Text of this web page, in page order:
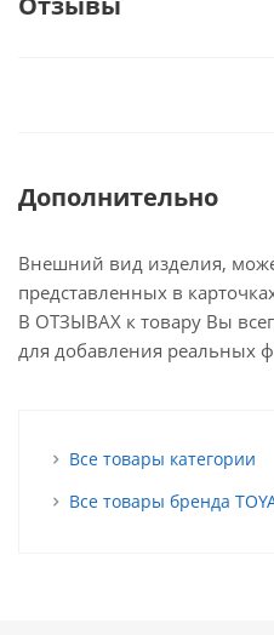
Дополнительно
Внешний вид изделия,
представленных в
В ОТЗЫВАХ к товару Вы
для добавления реальных
Все товары категории
Все товары бренда